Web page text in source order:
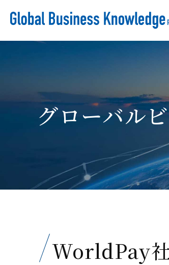
グローバル
WorldPay社